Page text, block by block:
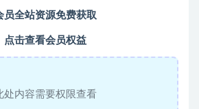
员全站资源免费获取
点击查看会员权益
处内容需要权限查看